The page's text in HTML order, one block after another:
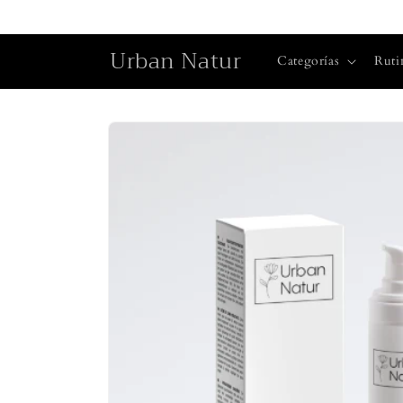
al contenido
Urban Natur Categorías
directamente